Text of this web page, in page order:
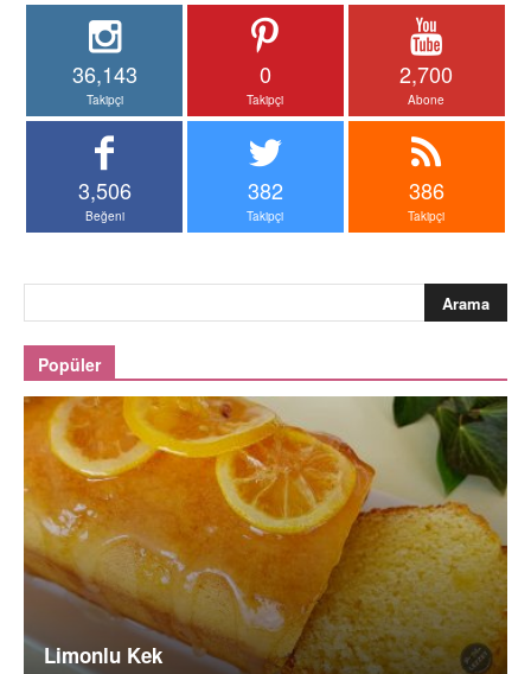
36,143
Takipçi
0
Takipçi
2,700
Abone
3,506
Beğeni
382
Takipçi
386
Takipçi
Popüler
Limonlu Kek